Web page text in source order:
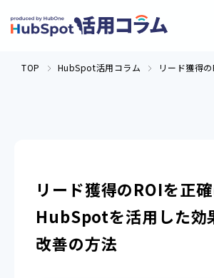
TOP HubSpot活用コラム リード獲得
リード獲得のROIを正確
HubSpotを活用した効
改善の方法